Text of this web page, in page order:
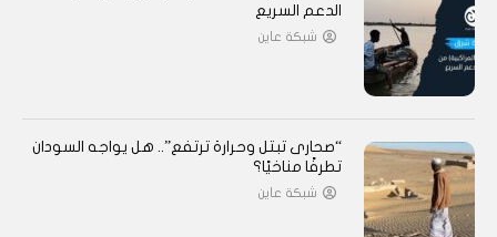
الدعم السريع
شبكة عاين
“صحارى تبتل وحرارة ترتفع”.. هل يواجه السودان
تطرفًا مناخيًا؟
شبكة عاين